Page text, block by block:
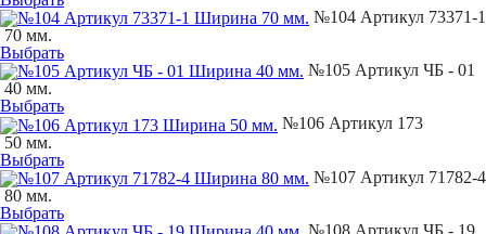
№104 Артикул 73371-1
70 мм.
Выбрать
№105 Артикул ЧБ - 01
40 мм.
Выбрать
№106 Артикул 173
50 мм.
Выбрать
№107 Артикул 71782-4
80 мм.
Выбрать
№108 Артикул ЧБ - 19